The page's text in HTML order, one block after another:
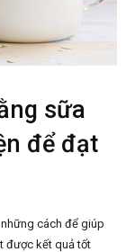
sữa
để đạt
cách để giúp
được kết quả tốt